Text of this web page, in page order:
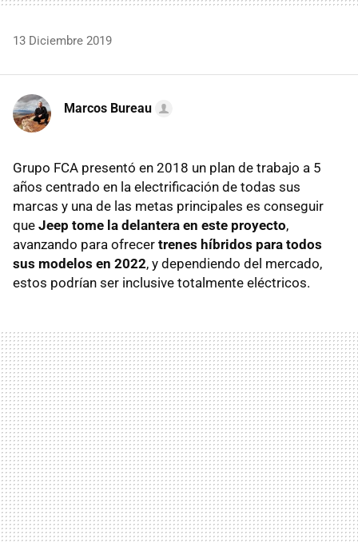
13 Diciembre 2019
Marcos Bureau
Grupo FCA presentó en 2018 un plan de trabajo a 5
años centrado en la electrificación de todas sus
marcas y una de las metas principales es conseguir
que Jeep tome la delantera en este proyecto,
avanzando para ofrecer trenes híbridos para todos
sus modelos en 2022, y dependiendo del mercado,
estos podrían ser inclusive totalmente eléctricos.